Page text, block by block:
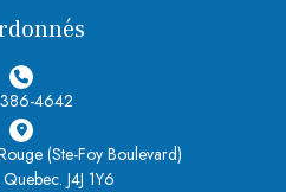
4642
(Ste-Foy Boulevard)
J4J 1Y6